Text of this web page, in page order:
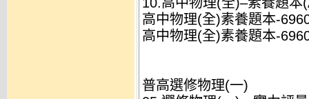
高中物理(全)素養題本-
高中物理(全)素養題本-
普高選修物理(一)